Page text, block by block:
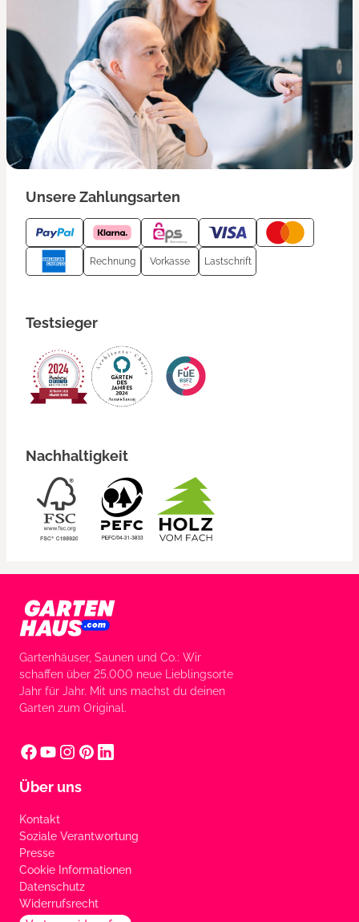
Unsere Zahlungsarten
Rechnung Vorkasse Lastschrift
Testsieger
Nachhaltigkeit
Gartenhäuser, Saunen und Co.: Wir
schaffen über 25.000 neue Lieblingsorte
Jahr für Jahr. Mit uns machst du deinen
Garten zum Original.
Über uns
Kontakt
Soziale Verantwortung
Presse
Cookie Informationen
Datenschutz
Widerrufsrecht